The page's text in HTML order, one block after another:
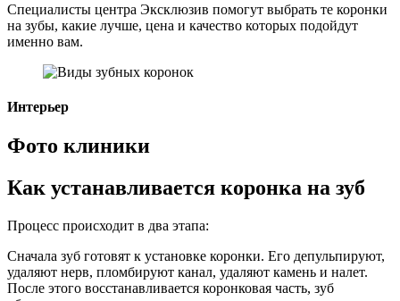
Специалисты центра Эксклюзив помогут выбрать те коронки
на зубы, какие лучше, цена и качество которых подойдут
именно вам.
Интерьер
Фото клиники
Как устанавливается коронка на зуб
Процесс происходит в два этапа:
Сначала зуб готовят к установке коронки. Его депульпируют,
удаляют нерв, пломбируют канал, удаляют камень и налет.
После этого восстанавливается коронковая часть, зуб